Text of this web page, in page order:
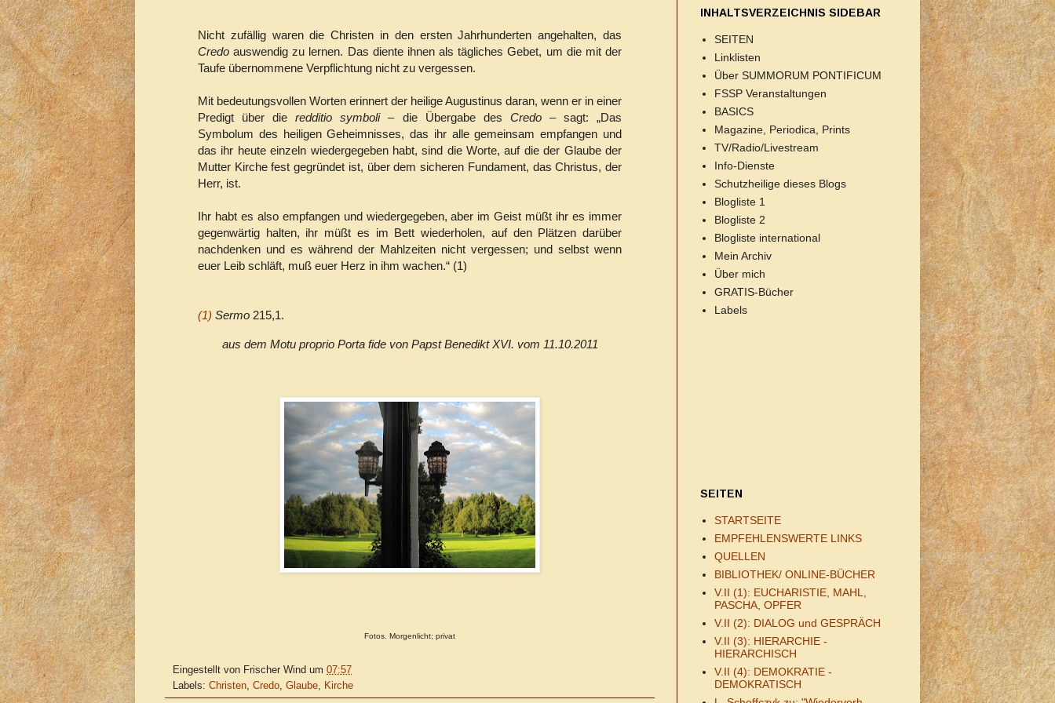
Nicht zufällig waren die Christen in den ersten Jahrhunderten angehalten, das
Credo auswendig zu lernen. Das diente ihnen als tägliches Gebet, um die mit der
Taufe übernommene Verpflichtung nicht zu vergessen.
Mit bedeutungsvollen Worten erinnert der heilige Augustinus daran, wenn er in einer
Predigt über dieredditio symboli– die Übergabe des Credo – sagt: „Das
Symbolum des heiligen Geheimnisses, das ihr alle gemeinsam empfangen und
das ihr heute einzeln wiedergegeben habt, sind die Worte, auf die der Glaube der
Mutter Kirche fest gegründet ist, über dem sicheren Fundament, das Christus, der
Herr, ist.
Ihr habt es also empfangen und wiedergegeben, aber im Geist müßt ihr es immer
gegenwärtig halten, ihr müßt es im Bett wiederholen, auf den Plätzen darüber
nachdenken und es während der Mahlzeiten nicht vergessen; und selbst wenn
euer Leib schläft, muß euer Herz in ihm wachen.“ (1)
(1) Sermo 215,1.
aus dem Motu proprio Porta fide von Papst Benedikt XVI. vom 11.10.2011
Fotos. Morgenlicht; privat
Eingestellt von Frischer Wind um 07:57
Labels: Christen, Credo, Glaube, Kirche
INHALTSVERZEICHNIS SIDEBAR
SEITEN
Linklisten
Über SUMMORUM PONTIFICUM
FSSP Veranstaltungen
BASICS
Magazine, Periodica, Prints
TV/Radio/Livestream
Info-Dienste
Schutzheilige dieses Blogs
Blogliste 1
Blogliste 2
Blogliste international
Mein Archiv
Über mich
GRATIS-Bücher
Labels
SEITEN
STARTSEITE
EMPFEHLENSWERTE LINKS
QUELLEN
BIBLIOTHEK/ ONLINE-BÜCHER
V.II (1): EUCHARISTIE, MAHL,
PASCHA, OPFER
V.II (2): DIALOG und GESPRÄCH
V.II (3): HIERARCHIE -
HIERARCHISCH
V.II (4): DEMOKRATIE -
DEMOKRATISCH